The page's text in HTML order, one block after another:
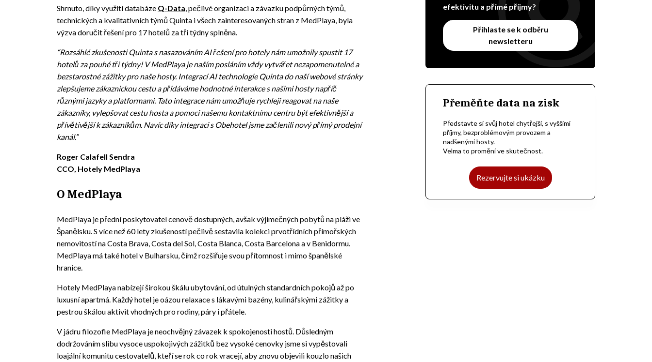
Shrnuto, díky využití databáze Q-Data, pečlivé organizaci a závazku podpůrných týmů,
technických a kvalitativních týmů Quinta i všech zainteresovaných stran z MedPlaya, byla
výzva doručit řešení pro 17 hotelů za tři týdny splněna.
“Rozsáhlé zkušenosti Quinta s nasazováním AI řešení pro hotely nám umožnily spustit 17
hotelů za pouhé tři týdny! V MedPlaya je naším posláním vždy vytvářet nezapomenutelné a
bezstarostné zážitky pro naše hosty. Integrací AI technologie Quinta do naší webové stránky
zlepšujeme zákaznickou cestu a přidáváme hodnotné interakce s našimi hosty napříč
různými jazyky a platformami. Tato integrace nám umožňuje rychleji reagovat na naše
zákazníky, vylepšovat cestu hosta a pomoci našemu kontaktnímu centru být efektivnější a
přívětivější k zákazníkům. Navíc díky integraci s Obehotel jsme začlenili nový přímý prodejní
kanál.”
Roger Calafell Sendra
CCO, Hotely MedPlaya
O MedPlaya
MedPlaya je přední poskytovatel cenově dostupných, avšak výjimečných pobytů na pláži ve
Španělsku. S více než 60 lety zkušeností pečlivě sestavila kolekci prvotřídních přímořských
nemovitostí na Costa Brava, Costa del Sol, Costa Blanca, Costa Barcelona a v Benidormu.
MedPlaya má také hotel v Bulharsku, čímž rozšiřuje svou přítomnost i mimo španělské
hranice.
Hotely MedPlaya nabízejí širokou škálu ubytování, od útulných standardních pokojů až po
luxusní apartmá. Každý hotel je oázou relaxace s lákavými bazény, kulinářskými zážitky a
pestrou škálou aktivit vhodných pro rodiny, páry i přátele.
V jádru filozofie MedPlaya je neochvějný závazek k spokojenosti hostů. Důsledným
dodržováním slibu vysoce uspokojivých zážitků bez vysoké cenovky jsme si vypěstovali
loajální komunitu cestovatelů, kteří se rok co rok vracejí, aby znovu objevili kouzlo našich
efektivitu a přímé příjmy?
Přihlaste se k odběru
newsletteru
Přeměňte data na zisk
Představte si svůj hotel chytřejší, s vyššími
příjmy, bezproblémovým provozem a
nadšenými hosty.
Velma to promění ve skutečnost.
Rezervujte si ukázku